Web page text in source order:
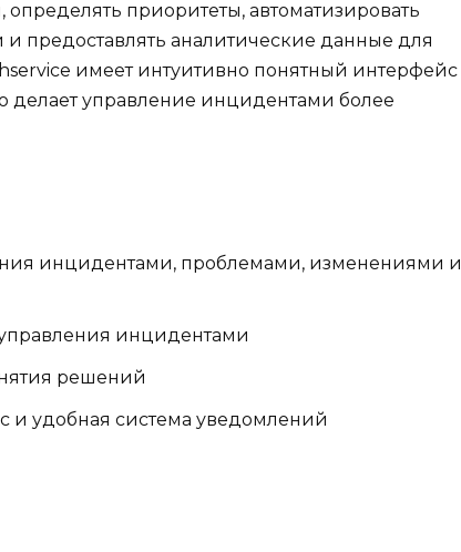
приоритеты, автоматизировать
предоставлять аналитические данные для
имеет интуитивно понятный интерфейс
делает управление инцидентами более
инцидентами, проблемами, изменениями и
инцидентами
решений
и удобная система уведомлений